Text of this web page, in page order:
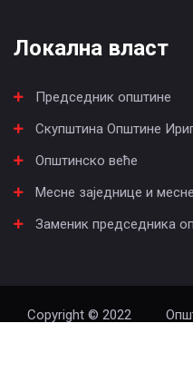
Локална власт
Председник општине
Скупштина Општине
Општинско веће
Месне заједнице и
Заменик председника
Copyright © 2022